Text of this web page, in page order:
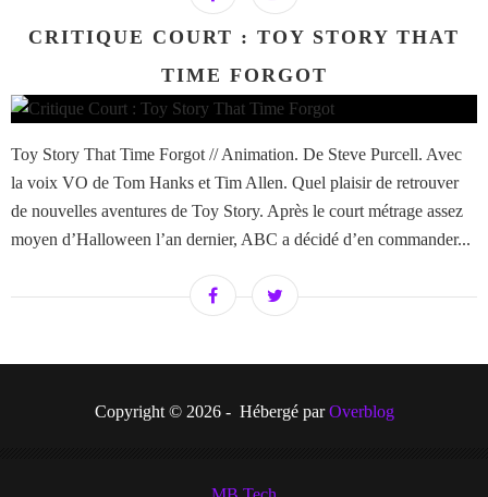
CRITIQUE COURT : TOY STORY THAT
TIME FORGOT
Toy Story That Time Forgot // Animation. De Steve Purcell. Avec
la voix VO de Tom Hanks et Tim Allen. Quel plaisir de retrouver
de nouvelles aventures de Toy Story. Après le court métrage assez
moyen d’Halloween l’an dernier, ABC a décidé d’en commander...
Copyright © 2026 - Hébergé parOverblog